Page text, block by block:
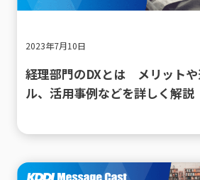
2023年7月10日
経理部門のDXとは メリットや
ル、活用事例などを詳しく解説